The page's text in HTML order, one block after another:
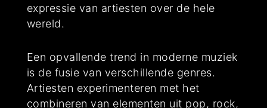
expressie van artiesten over de hele
wereld.
Een opvallende trend in moderne muziek
is de fusie van verschillende genres.
Artiesten experimenteren met het
combineren van elementen uit pop, rock,